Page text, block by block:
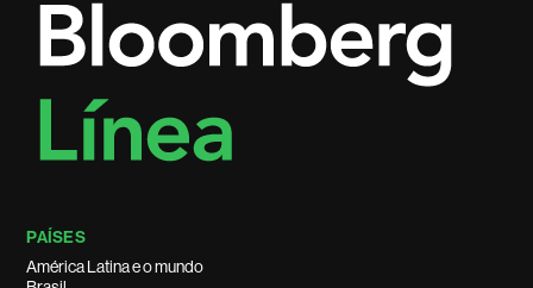
PAÍSES
América Latina e o mundo